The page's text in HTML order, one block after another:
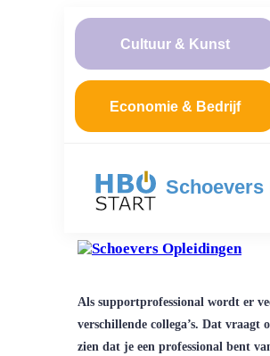
Cultuur & Kunst
Economie & Bedrijf
Als supportprofessional wordt er
verschillende collega’s. Dat vraagt
zien dat je een professional bent